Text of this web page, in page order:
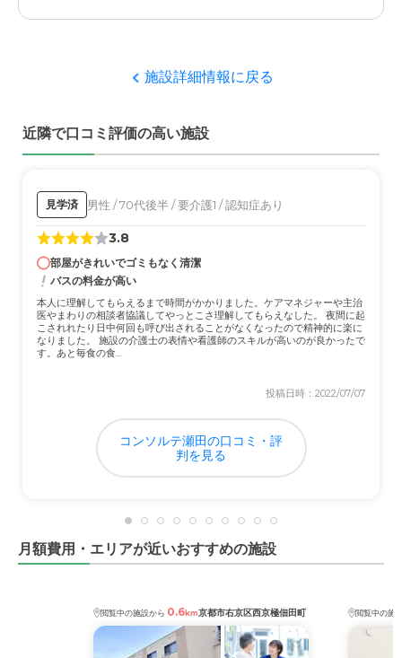
いた。
館内に入って穏やかな音楽が流れていた。個室はプライバ
感じはなく、食堂でお話しする方、廊下を行き来する方、
全体に活気があるように感じた。お風呂も使用された後を
けんがくしたが清潔な感じ。
介護医療サービスについて
理学療法士や言語療法士がいらして、リハビリを一日30
分、毎日していただけると聞いて寝かされたままにならな
いと安心しました。母は自分で動くことができないが、そ
れでもマッサージ等をしていただけるとのこと、有り難く
思う。
近隣環境や交通アクセスについて
の西京極を選んだが空きがなく残念でしたが、他の施設へ
料金費用について
難病認定を受けているため、条件が厳しく、他の施設では
病特化型として費用面でも随分考えて頂いていると感じ
施設詳細情報に戻る
近隣で口コミ評価の高い施設
見学済 男性 / 70代後半 / 要介護1 / 認知症あり
3.8
部屋がきれいでゴミもなく清潔
バスの料金が高い
本人に理解してもらえるまで時間がかかりました。ケアマネジャーや主治
医やまわりの相談者協議してやっとこさ理解してもらえなした。 夜間に起
こされれたり日中何回も呼び出されることがなくなったので精神的に楽に
なりました。 施設の介護士の表情や看護師のスキルが高いのが良かったで
す。あと毎食の食...
投稿日時：2022/07/07
コンソルテ瀬田の口コミ・評
判を見る
月額費用・エリアが近いおすすめの施設
閲覧中の施設から 0.6km京都市右京区西京極佃田町 閲覧中の施